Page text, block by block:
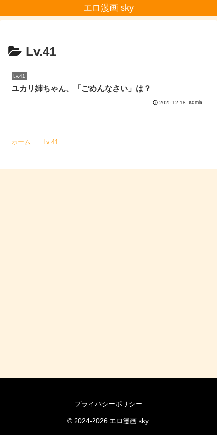
エロ漫画 sky
Lv.41
Lv.41
ユカリ姉ちゃん、「ごめんなさい」は？
2025.12.18 admin
ホーム Lv.41
プライバシーポリシー
© 2024-2026 エロ漫画 sky.